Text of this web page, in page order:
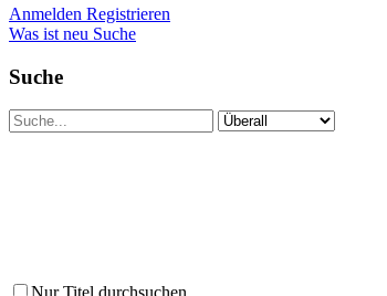
Anmelden Registrieren
Was ist neu Suche
Suche